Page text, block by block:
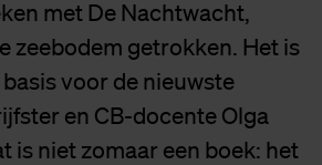
met De Nachtwacht,
zeebodem getrokken. Het is
voor de nieuwste
en CB-docente Olga
is niet zomaar een boek: het